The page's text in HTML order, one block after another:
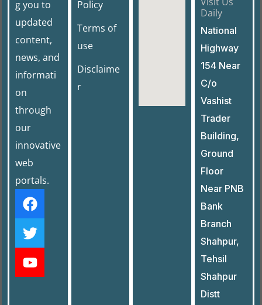
g you to
updated
content,
news, and
informati
on
through
our
innovative
web
portals.
Policy
Terms of
use
Disclaime
r
Daily
National
Highway
154 Near
C/o
Vashist
Trader
Building,
Ground
Floor
Near PNB
Bank
Branch
Shahpur,
Tehsil
Shahpur
Distt